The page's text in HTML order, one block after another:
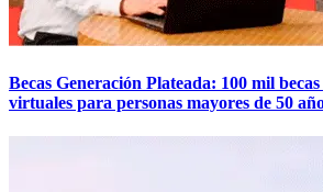
Becas Generación Plateada: 100 mil
virtuales para personas mayores de 50